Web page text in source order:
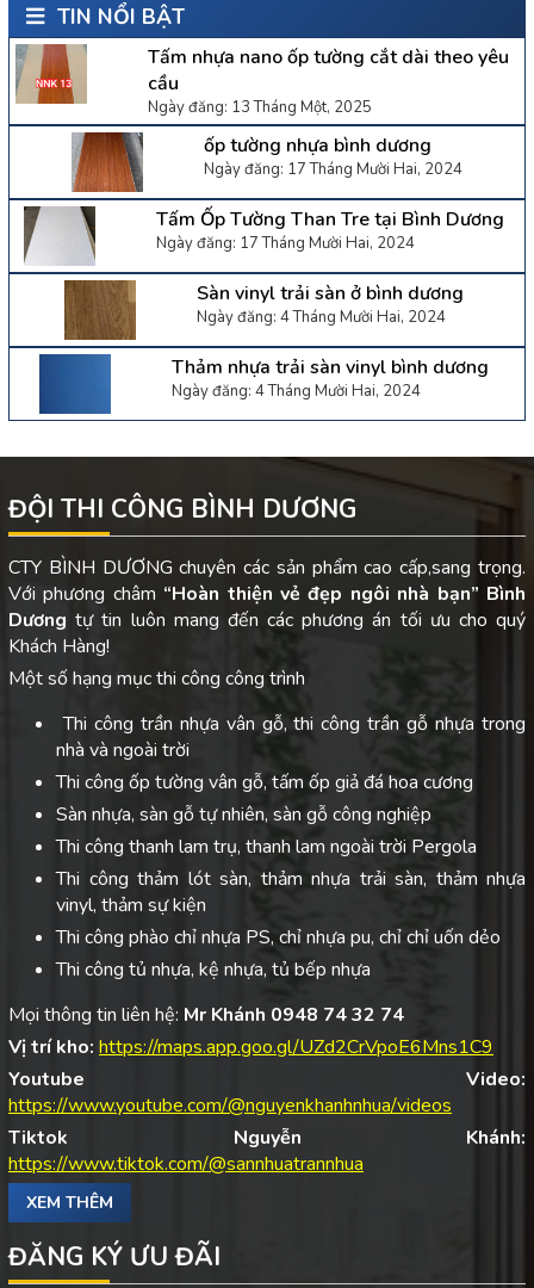
TIN NỔI BẬT
Tấm nhựa nano ốp tường cắt dài theo yêu
cầu
Ngày đăng: 13 Tháng Một, 2025
ốp tường nhựa bình dương
Ngày đăng: 17 Tháng Mười Hai, 2024
Tấm Ốp Tường Than Tre tại Bình Dương
Ngày đăng: 17 Tháng Mười Hai, 2024
Sàn vinyl trải sàn ở bình dương
Ngày đăng: 4 Tháng Mười Hai, 2024
Thảm nhựa trải sàn vinyl bình dương
Ngày đăng: 4 Tháng Mười Hai, 2024
ĐỘI THI CÔNG BÌNH DƯƠNG
CTY BÌNH DƯƠNG chuyên các sản phẩm cao cấp,sang trọng.
Với phương châm “Hoàn thiện vẻ đẹp ngôi nhà bạn” Bình
Dươngtự tin luôn mang đến các phương án tối ưu cho quý
Khách Hàng!
Một số hạng mục thi công công trình
Thi công trần nhựa vân gỗ, thi công trần gỗ nhựa trong
nhà và ngoài trời
Thi công ốp tường vân gỗ, tấm ốp giả đá hoa cương
Sàn nhựa, sàn gỗ tự nhiên, sàn gỗ công nghiệp
Thi công thanh lam trụ, thanh lam ngoài trời Pergola
Thi công thảm lót sàn, thảm nhựa trải sàn, thảm nhựa
vinyl, thảm sự kiện
Thi công phào chỉ nhựa PS, chỉ nhựa pu, chỉ chỉ uốn dẻo
Thi công tủ nhựa, kệ nhựa, tủ bếp nhựa
Mọi thông tin liên hệ: Mr Khánh 0948 74 32 74
Vị trí kho: https://maps.app.goo.gl/UZd2CrVpoE6Mns1C9
Youtube Video:
https://www.youtube.com/@nguyenkhanhnhua/videos
Tiktok Nguyễn Khánh:
https://www.tiktok.com/@sannhuatrannhua
XEM THÊM
ĐĂNG KÝ ƯU ĐÃI